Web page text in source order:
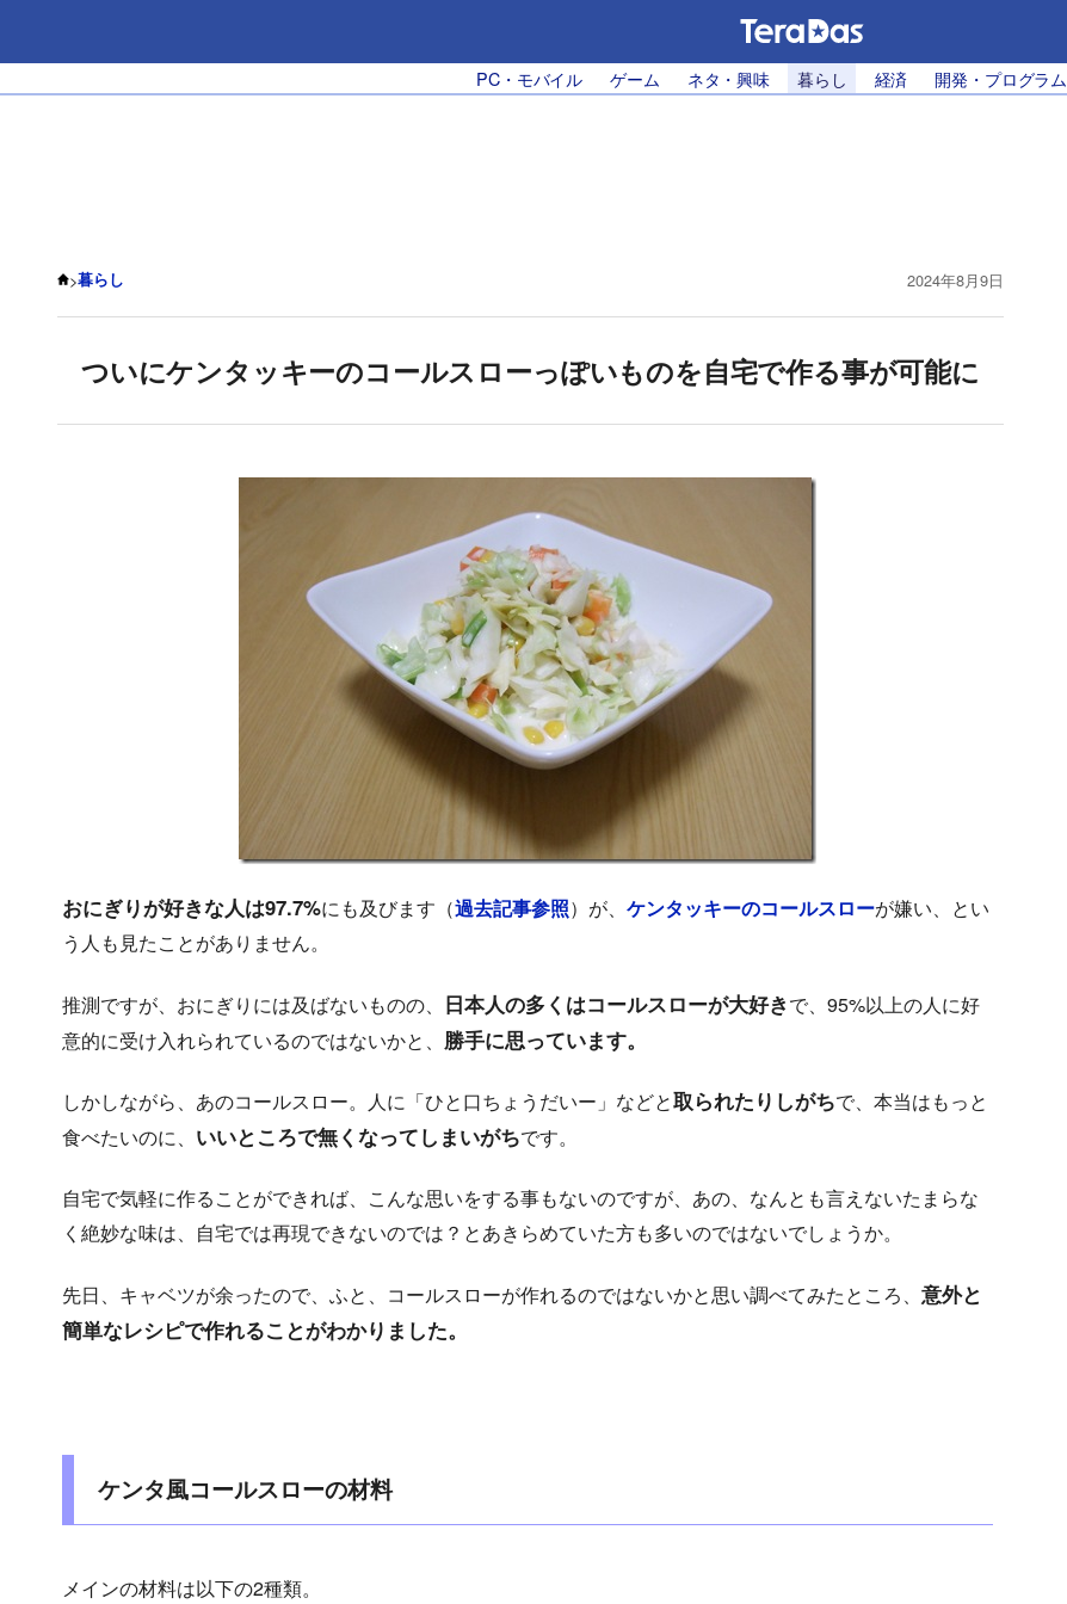
PC・モバイル ゲーム ネタ・興味 暮らし 経済 開発・プログラム
>暮らし 2024年8月9日
ついにケンタッキーのコールスローっぽいものを自宅で作る事が可能に
おにぎりが好きな人は97.7%にも及びます（過去記事参照）が、 ケンタッキーのコールスローが嫌い、とい
う人も見たことがありません。
推測ですが、おにぎりには及ばないものの、 日本人の多くはコールスローが大好きで、95%以上の人に好
意的に受け入れられているのではないかと、 勝手に思っています。
しかしながら、あのコールスロー。人に「ひと口ちょうだいー」などと取られたりしがちで、本当はもっと
食べたいのに、 いいところで無くなってしまいがちです。
自宅で気軽に作ることができれば、こんな思いをする事もないのですが、あの、なんとも言えないたまらな
く絶妙な味は、自宅では再現できないのでは？とあきらめていた方も多いのではないでしょうか。
先日、キャベツが余ったので、ふと、コールスローが作れるのではないかと思い調べてみたところ、 意外と
簡単なレシピで作れることがわかりました。
ケンタ風コールスローの材料
メインの材料は以下の2種類。